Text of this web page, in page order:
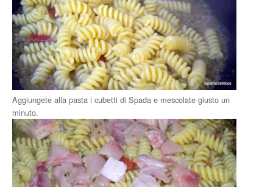
Aggiungete alla pasta i cubetti di Spada e mescolate giusto un
minuto.